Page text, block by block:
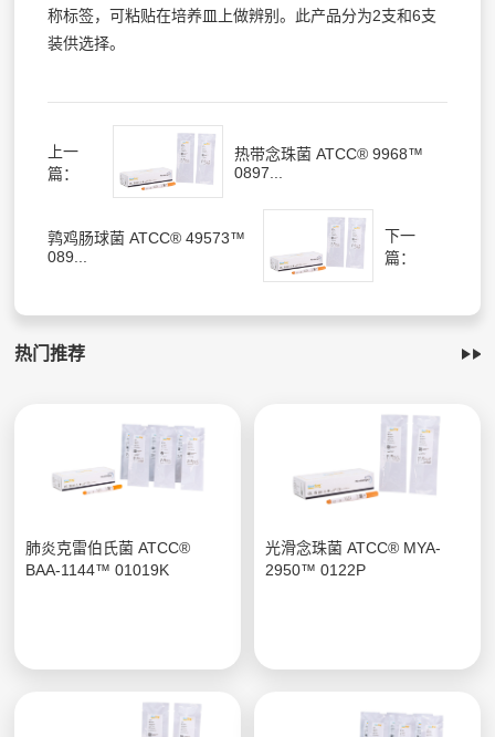
称标签，可粘贴在培养皿上做辨别。此产品分为2支和6支
装供选择。
上一
篇：
热带念珠菌 ATCC® 9968™
0897...
鹑鸡肠球菌 ATCC® 49573™
089...
下一
篇：
热门推荐
肺炎克雷伯氏菌 ATCC®
BAA-1144™ 01019K
光滑念珠菌 ATCC® MYA-
2950™ 0122P